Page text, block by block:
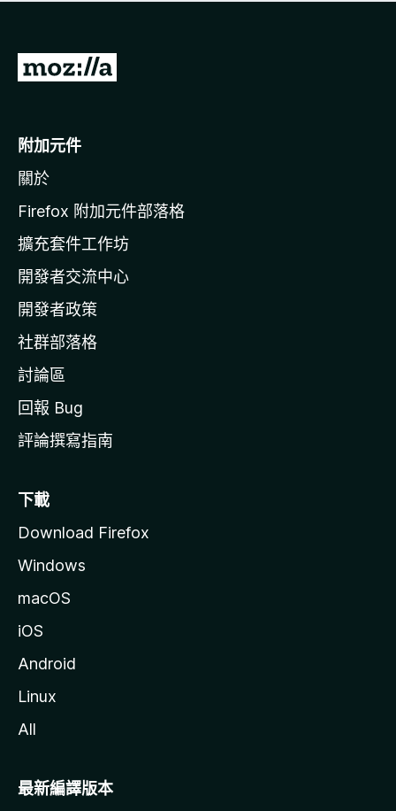
有
前
o
i
l
a
官
網
附加元件
關於
Firefox 附加元件部落格
擴充套件工作坊
開發者交流中心
開發者政策
社群部落格
討論區
回報 Bug
評論撰寫指南
下載
Download Firefox
Windows
macOS
iOS
Android
Linux
All
最新編譯版本